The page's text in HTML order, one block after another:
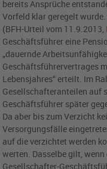
bereits Ansprüche
Vorfeld klar geregelt
(BFH-Urteil vom 11.9.2013,
Geschäftsführer eine
„dauernde
Geschäftsführervertrages
Lebensjahres“ erteilt. Im
Gesellschafteranteilen auf
Geschäftsführer später
Da aber bis zum Verzicht
Versorgungsfälle
auf die verzichtet werden
werten. Dasselbe gilt,
Gesellschafter-